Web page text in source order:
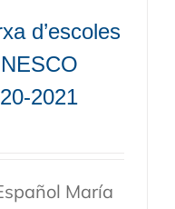
d’escoles
2021
María